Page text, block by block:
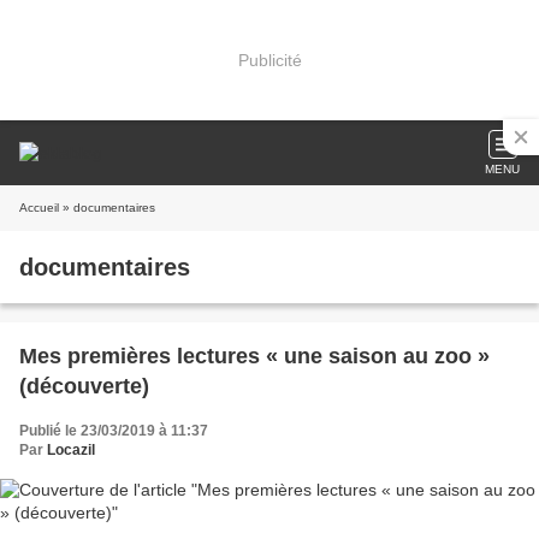
Publicité
MENU
Accueil » documentaires
documentaires
Mes premières lectures « une saison au zoo »
(découverte)
Publié le 23/03/2019 à 11:37
Par Locazil